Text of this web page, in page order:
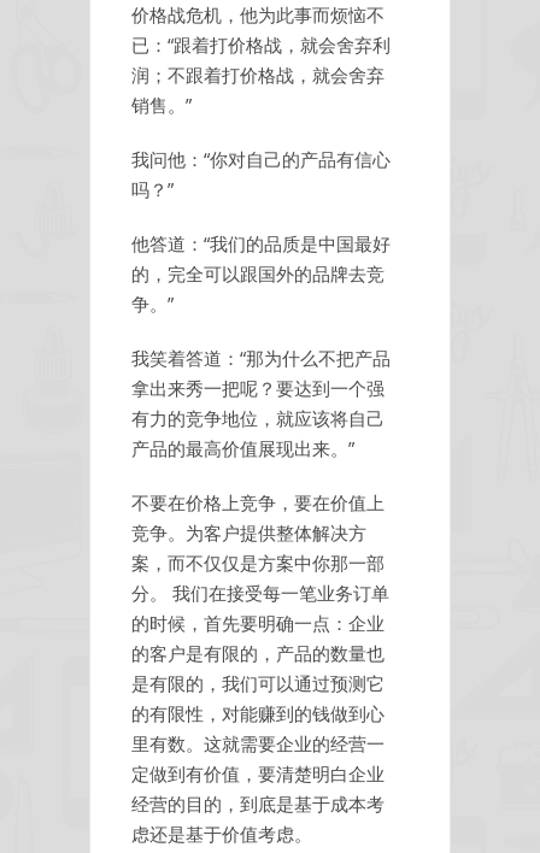
价格战危机，他为此事而烦恼不
已：“跟着打价格战，就会舍弃利
润；不跟着打价格战，就会舍弃
销售。”
我问他：“你对自己的产品有信心
吗？”
他答道：“我们的品质是中国最好
的，完全可以跟国外的品牌去竞
争。”
我笑着答道：“那为什么不把产品
拿出来秀一把呢？要达到一个强
有力的竞争地位，就应该将自己
产品的最高价值展现出来。”
不要在价格上竞争，要在价值上
竞争。为客户提供整体解决方
案，而不仅仅是方案中你那一部
分。 我们在接受每一笔业务订单
的时候，首先要明确一点：企业
的客户是有限的，产品的数量也
是有限的，我们可以通过预测它
的有限性，对能赚到的钱做到心
里有数。这就需要企业的经营一
定做到有价值，要清楚明白企业
经营的目的，到底是基于成本考
虑还是基于价值考虑。